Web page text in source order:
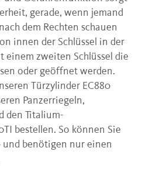
gerade, wenn jemand
dem Rechten schauen
innen der Schlüssel in der
einem zweiten Schlüssel die
oder geöffnet werden.
Türzylinder EC880
Panzerriegeln,
den Titalium-
bestellen. So können Sie
und benötigen nur einen